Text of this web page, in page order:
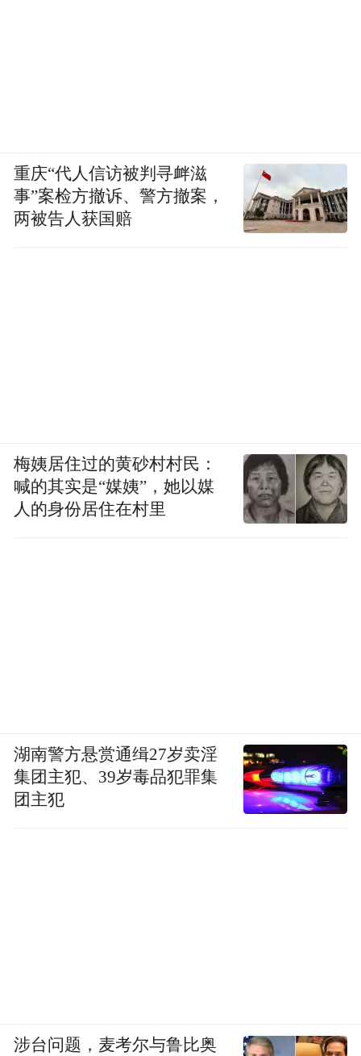
重庆“代人信访被判寻衅滋
事”案检方撤诉、警方撤案，
两被告人获国赔
梅姨居住过的黄砂村村民：
喊的其实是“媒姨”，她以媒
人的身份居住在村里
湖南警方悬赏通缉27岁卖淫
集团主犯、39岁毒品犯罪集
团主犯
涉台问题，麦考尔与鲁比奥